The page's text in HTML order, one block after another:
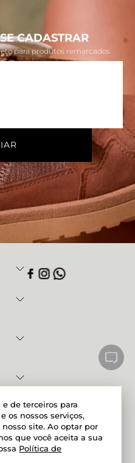
de terceiros para
os nossos serviços,
site. Ao optar por
que você aceita a sua
Política de
CADASTRAR
para produtos remarcados
Powered by Developed by